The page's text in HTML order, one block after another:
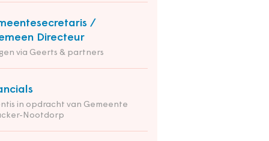
/
Directeur
via Geerts & partners
in opdracht van Gemeente
Nootdorp